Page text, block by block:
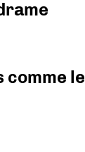
comme